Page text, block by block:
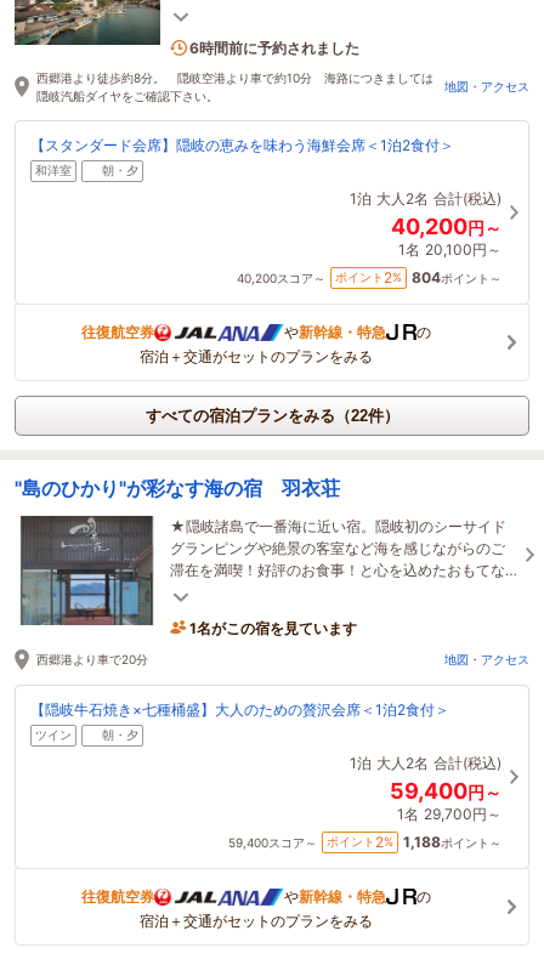
階には仕事に便利なコワーキングスペースも完備。
2名がこの宿を見ています
6時間前に予約されました
西郷港より徒歩約8分。 隠岐空港より車で約10分 海路につきましては
隠岐汽船ダイヤをご確認下さい。
地図・アクセス
【スタンダード会席】隠岐の恵みを味わう海鮮会席＜1泊2食付＞
和洋室 朝・夕
1泊 大人2名 合計(税込)
40,200円～
1名 20,100円～
40,200スコア～ ポイント 2% 804ポイント～
往復航空券 や新幹線・特急
の
宿泊＋交通がセットのプランをみる
すべての宿泊プランをみる（22件）
"島のひかり"が彩なす海の宿 羽衣荘
★隠岐諸島で一番海に近い宿。隠岐初のシーサイド
グランピングや絶景の客室など海を感じながらのご
滞在を満喫！好評のお食事！と心を込めたおもてな
し！で皆様をお待ちしてます♪全館 Wifi完備。
1名がこの宿を見ています
西郷港より車で20分 地図・アクセス
【隠岐牛石焼き×七種桶盛】大人のための贅沢会席＜1泊2食付＞
ツイン 朝・夕
1泊 大人2名 合計(税込)
59,400円～
1名 29,700円～
59,400スコア～ ポイント 2% 1,188ポイント～
往復航空券 や新幹線・特急
の
宿泊＋交通がセットのプランをみる